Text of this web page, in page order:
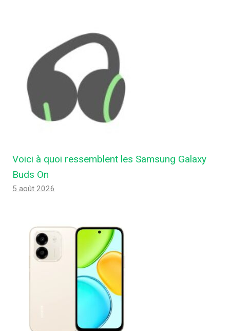
Voici à quoi ressemblent les Samsung Galaxy
Buds On
5 août 2026